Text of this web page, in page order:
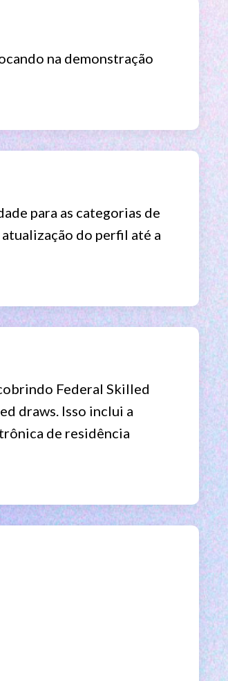
na demonstração
para as categorias de
do perfil até a
Federal Skilled
draws. Isso inclui a
de residência